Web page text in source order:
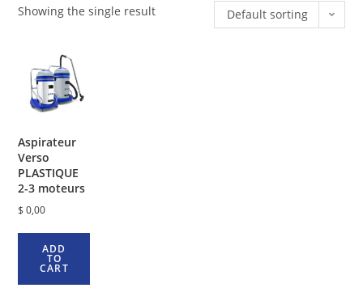
Showing the single result Default sorting
Aspirateur
Verso
PLASTIQUE
2-3 moteurs
$ 0,00
ADD
TO
CART